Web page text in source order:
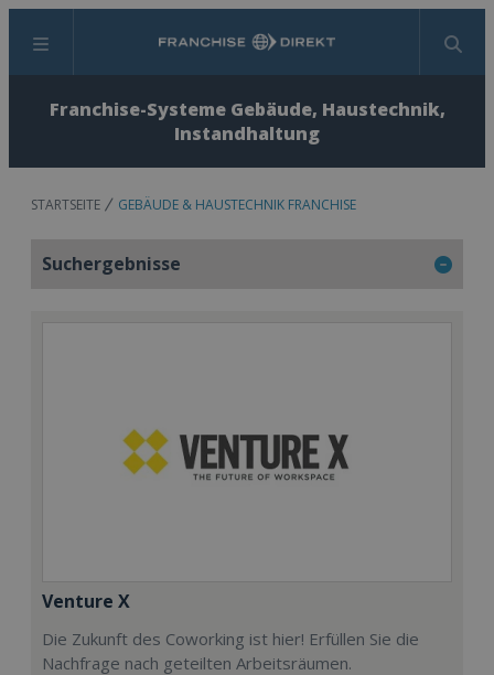
Menü Suchen
Franchise-Systeme Gebäude, Haustechnik,
Instandhaltung
STARTSEITE GEBÄUDE & HAUSTECHNIK FRANCHISE
Suchergebnisse
Venture X
Die Zukunft des Coworking ist hier! Erfüllen Sie die
Nachfrage nach geteilten Arbeitsräumen.